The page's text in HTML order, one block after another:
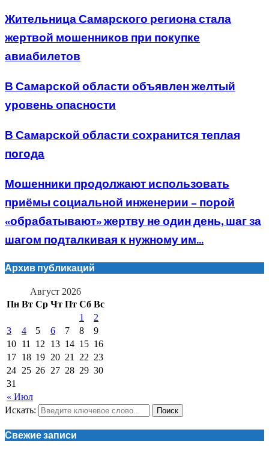
Жительница Самарского региона стала
жертвой мошенников при покупке
авиабилетов
В Самарской области объявлен желтый
уровень опасности
В Самарской области сохранится теплая
погода
Мошенники продолжают использовать
приёмы социальной инженерии – порой
«обрабатывают» жертву не один день, шаг за
шагом подталкивая к нужному им...
Архив публикаций
Август 2026
Пн Вт Ср Чт Пт Сб Вс
« Июл
1
2
3
4 5 6 7 8
9
10 11 12 13 14 15 16
17 18 19 20 21 22 23
24 25 26 27 28 29 30
31
Искать: Поиск
Свежие записи